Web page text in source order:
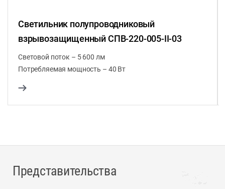
Светильник полупроводниковый
взрывозащищенный СПВ-220-005-II-03
Световой поток – 5 600 лм
Потребляемая мощность – 40 Вт
Представительства